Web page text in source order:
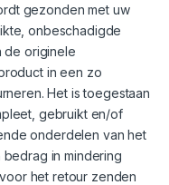
gezonden met uw
onbeschadigde
de originele
in een zo
Het is toegestaan
gebruikt en/of
onderdelen van het
in mindering
het retour zenden